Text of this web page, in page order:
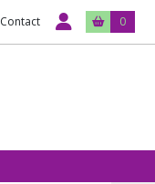
Contact 0